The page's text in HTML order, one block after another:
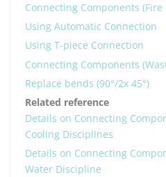
Connecting Components
Using Automatic Connection
Using T-piece Connection
Connecting Components
Replace bends (90°/2x 45°)
Related reference
Details on Connecting
Cooling Disciplines
Details on Connecting
Water Discipline